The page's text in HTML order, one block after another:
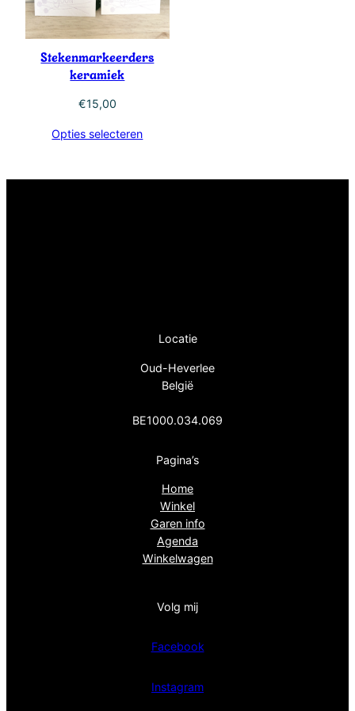
Stekenmarkeerders
keramiek
€15,00
Opties selecteren
Locatie
Oud-Heverlee
België
BE1000.034.069
Pagina’s
Home
Winkel
Garen info
Agenda
Winkelwagen
Volg mij
Facebook
Instagram